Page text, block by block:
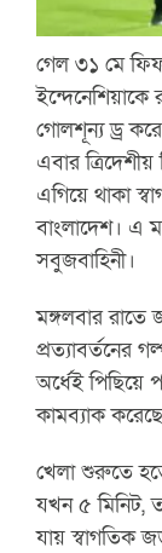
গেল ৩১ মে
ইন্দেনেশিয়াকে
গোলশূন্য ড্র
এবার
এগিয়ে থাকা
বাংলাদেশ। এ
সবুজবাহিনী।
মঙ্গলবার রাতে
প্রত্যাবর্তনের
অর্ধেই পিছিয়ে
কামব্যাক
খেলা শুরুতে
যখন ৫ মিনিট,
যায় স্বাগতিক